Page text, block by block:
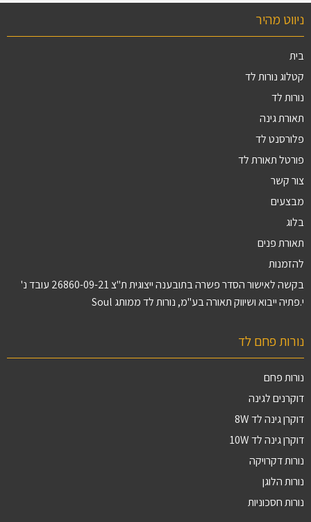
ניווט מהיר
בית
קטלוג נורות לד
נורות לד
תאורת גינה
פלורסנט לד
פורטל תאורת לד
צור קשר
מבצעים
בלוג
תאורת פנים
להזמנות
בקשה לאישור הסדר פשרה בתובענה ייצוגית ת"צ 26860-09-21 עובד נ'
י.פתיה ייבוא ושיווק תאורה בע"מ, נורות לד ממותג Soul
נורות פחם לד
נורות פחם
דוקרנים לגינה
דוקרן גינה לד 8W
דוקרן גינה לד 10W
נורות דקרויקה
נורות הלוגן
נורות חסכוניות